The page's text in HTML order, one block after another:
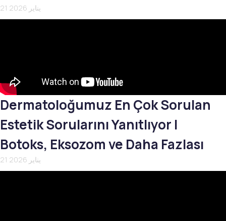
21 يناير 2026
Dermatoloğumuz En Çok Sorulan
Estetik Sorularını Yanıtlıyor |
Botoks, Eksozom ve Daha Fazlası
21 يناير 2026